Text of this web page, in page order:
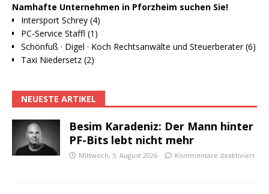
Namhafte Unternehmen in Pforzheim suchen Sie!
Intersport Schrey (4)
PC-Service Staffl (1)
Schönfuß · Digel · Koch Rechtsanwälte und Steuerberater (6)
Taxi Niedersetz (2)
NEUESTE ARTIKEL
Besim Karadeniz: Der Mann hinter
PF-Bits lebt nicht mehr
Mittwoch, 5. August 2026 Kommentare deaktiviert